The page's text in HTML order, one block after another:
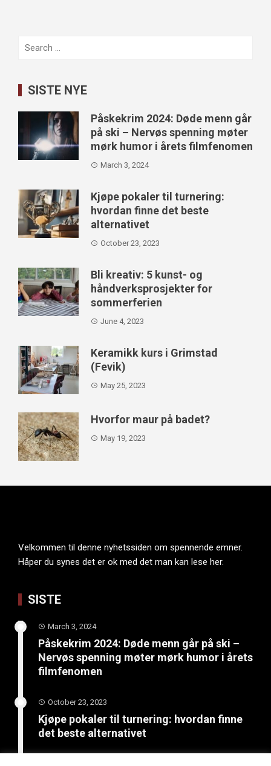
Search
SISTE NYE
Påskekrim 2024: Døde menn går
på ski – Nervøs spenning møter
mørk humor i årets filmfenomen
March 3, 2024
Kjøpe pokaler til turnering:
hvordan finne det beste
alternativet
October 23, 2023
Bli kreativ: 5 kunst- og
håndverksprosjekter for
sommerferien
June 4, 2023
Keramikk kurs i Grimstad
(Fevik)
May 25, 2023
Hvorfor maur på badet?
May 19, 2023
Velkommen til denne nyhetssiden om spennende emner.
Håper du synes det er ok med det man kan lese her.
SISTE
March 3, 2024
Påskekrim 2024: Døde menn går på ski –
Nervøs spenning møter mørk humor i årets
filmfenomen
October 23, 2023
Kjøpe pokaler til turnering: hvordan finne
det beste alternativet